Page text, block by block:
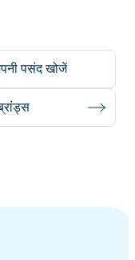
पसंद खोजें